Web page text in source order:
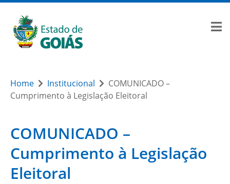
Home Institucional
COMUNICADO –
Cumprimento à Legislação Eleitoral
COMUNICADO –
Cumprimento à Legislação
Eleitoral